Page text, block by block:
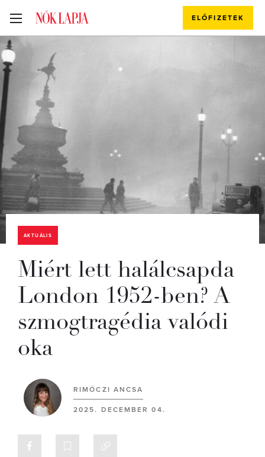
ELŐFIZETEK
AKTUÁLIS
Miért lett halálcsapda
London 1952-ben? A
szmogtragédia valódi
oka
RIMÓCZI ANCSA
2025. DECEMBER 04.